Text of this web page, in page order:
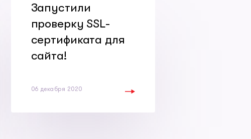
Запустили
проверку SSL-
сертификата для
сайта!
06 декабря 2020